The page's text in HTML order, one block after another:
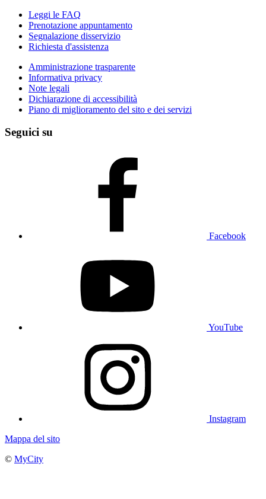
Leggi le FAQ
Prenotazione appuntamento
Segnalazione disservizio
Richiesta d'assistenza
Amministrazione trasparente
Informativa privacy
Note legali
Dichiarazione di accessibilità
Piano di miglioramento del sito e dei servizi
Seguici su
Facebook
YouTube
Instagram
Mappa del sito
© MyCity